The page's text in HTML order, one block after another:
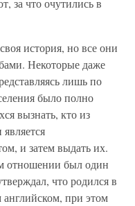
за что очутились в
история, но все они
Некоторые даже
лишь по
было полно
вызнать, кто из
и затем выдать их.
отношении был один
что родился в
при этом